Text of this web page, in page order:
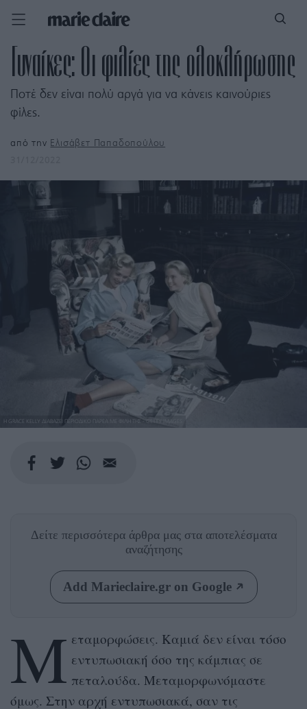
Γυναίκες: Οι φιλίες της ολοκλήρωσης
Ποτέ δεν είναι πολύ αργά για να κάνεις καινούριες
φίλες.
από την Ελισάβετ Παπαδοπούλου
Η GRACE KELLY ΔΙΑΒΑΖΕΙ ΠΕΡΙΟΔΙΚΟ ΠΑΡΕΑ ΜΕ ΦΙΛΗ ΤΗΣ - GETTY IMAGES
Δείτε περισσότερα άρθρα μας στα αποτελέσματα
αναζήτησης
Add Marieclaire.gr on Google
Μ εταμορφώσεις. Καμιά δεν είναι τόσο
εντυπωσιακή όσο της κάμπιας σε
πεταλούδα. Μεταμορφωνόμαστε
όμως. Στην αρχή εντυπωσιακά, σαν τις